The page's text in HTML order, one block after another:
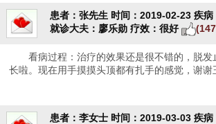
患者：张先生 时间：2019-02-23 疾病
就诊大夫：廖乐勋 疗效：很好 (147
看病过程：治疗的效果还是很不错的，脱
长啦。现在用手摸摸头顶都有扎手的感觉，谢谢
患者：李女士 时间：2019-03-03 疾病